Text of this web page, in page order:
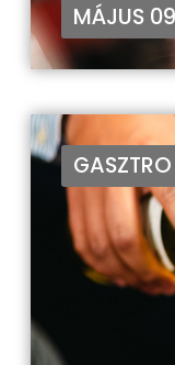
MÁJUS
GASZTRO